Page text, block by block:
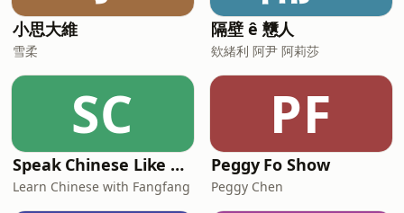
不敢進去，因為總覺得裡面燈光灰灰暗暗
的，氣氛非常莊嚴，再加上大人總會說
小思大維
雪柔
隔壁 ê 戇人
欸緒利 阿尹 阿莉莎
SC
Speak Chinese Like A Taiwanese Local
Learn Chinese with Fangfang
PF
Peggy Fo Show
Peggy Chen